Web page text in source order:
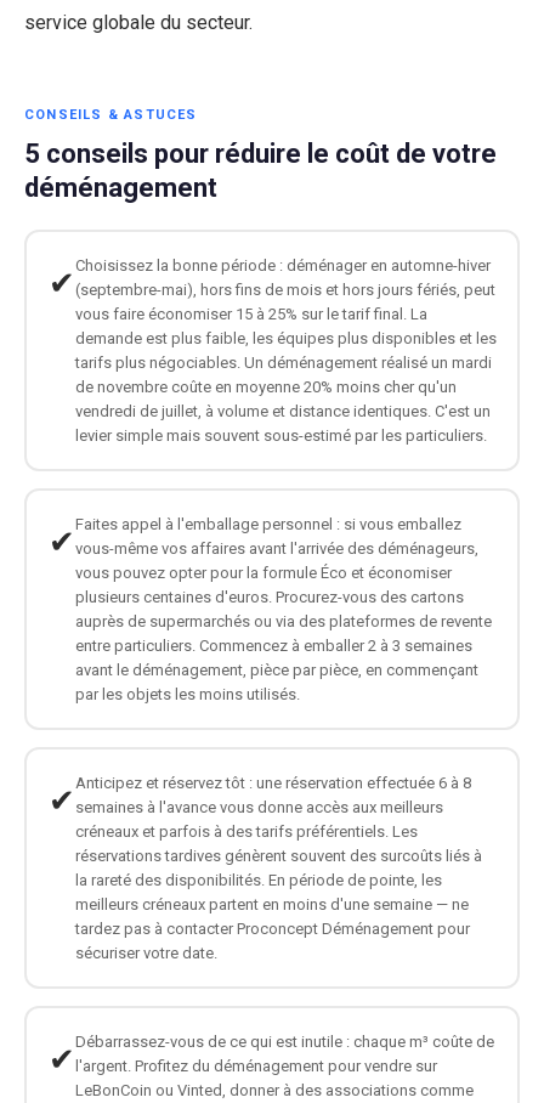
service globale du secteur.
CONSEILS & ASTUCES
5 conseils pour réduire le coût de votre
déménagement
✔ Choisissez la bonne période : déménager en automne-hiver
(septembre-mai), hors fins de mois et hors jours fériés, peut
vous faire économiser 15 à 25% sur le tarif final. La
demande est plus faible, les équipes plus disponibles et les
tarifs plus négociables. Un déménagement réalisé un mardi
de novembre coûte en moyenne 20% moins cher qu'un
vendredi de juillet, à volume et distance identiques. C'est un
levier simple mais souvent sous-estimé par les particuliers.
✔ Faites appel à l'emballage personnel : si vous emballez
vous-même vos affaires avant l'arrivée des déménageurs,
vous pouvez opter pour la formule Éco et économiser
plusieurs centaines d'euros. Procurez-vous des cartons
auprès de supermarchés ou via des plateformes de revente
entre particuliers. Commencez à emballer 2 à 3 semaines
avant le déménagement, pièce par pièce, en commençant
par les objets les moins utilisés.
✔ Anticipez et réservez tôt : une réservation effectuée 6 à 8
semaines à l'avance vous donne accès aux meilleurs
créneaux et parfois à des tarifs préférentiels. Les
réservations tardives génèrent souvent des surcoûts liés à
la rareté des disponibilités. En période de pointe, les
meilleurs créneaux partent en moins d'une semaine — ne
tardez pas à contacter Proconcept Déménagement pour
sécuriser votre date.
✔ Débarrassez-vous de ce qui est inutile : chaque m³ coûte de
l'argent. Profitez du déménagement pour vendre sur
LeBonCoin ou Vinted, donner à des associations comme